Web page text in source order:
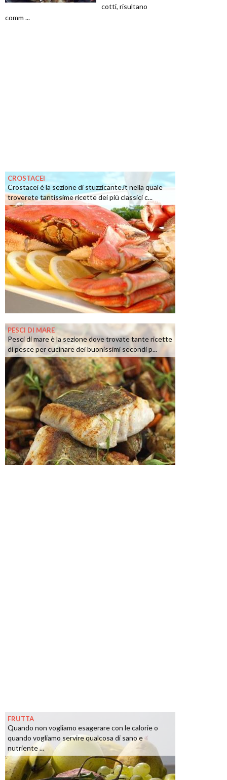
cotti, risultano
comm ...
CROSTACEI
Crostacei è la sezione di stuzzicante.it nella quale
troverete tantissime ricette dei più classici c...
PESCI DI MARE
Pesci di mare è la sezione dove trovate tante ricette
di pesce per cucinare dei buonissimi secondi p...
FRUTTA
Quando non vogliamo esagerare con le calorie o
quando vogliamo servire qualcosa di sano e
nutriente ...